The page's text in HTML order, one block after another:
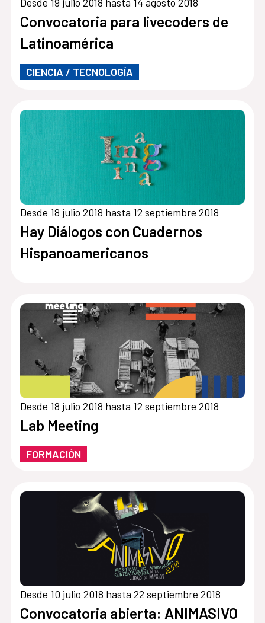
Convocatoria para livecoders de
Latinoamérica
CIENCIA / TECNOLOGÍA
Desde 18 julio 2018 hasta 12 septiembre 2018
Hay Diálogos con Cuadernos
Hispanoamericanos
Desde 18 julio 2018 hasta 12 septiembre 2018
Lab Meeting
FORMACIÓN
Desde 10 julio 2018 hasta 22 septiembre 2018
Convocatoria abierta: ANIMASIVO